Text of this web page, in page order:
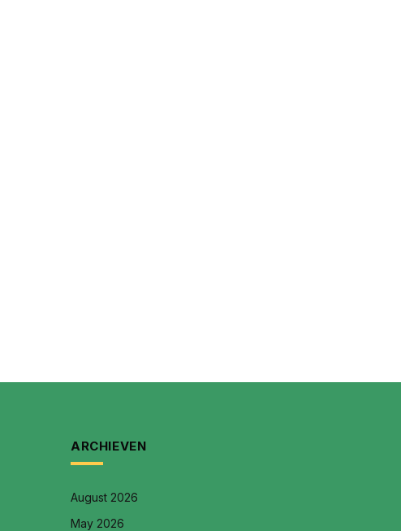
ARCHIEVEN
August 2026
May 2026